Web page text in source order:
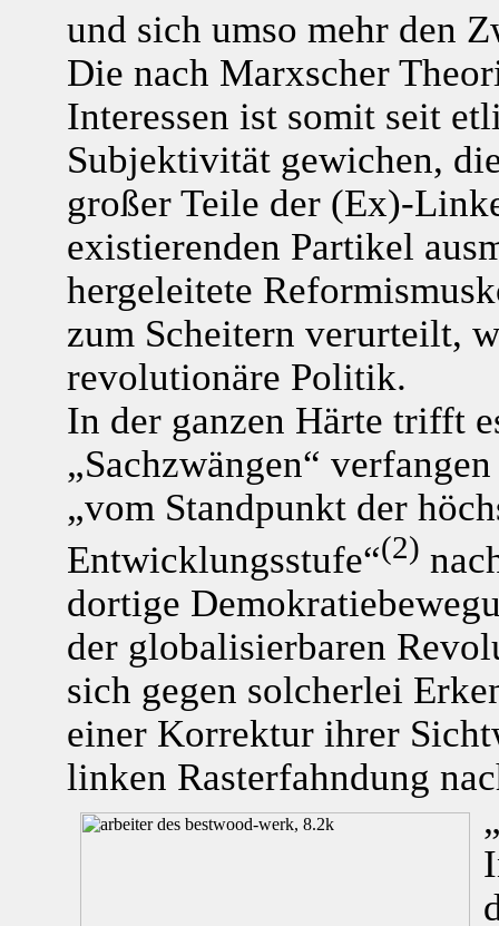
und sich umso mehr den
Die nach Marxscher
Interessen ist somit seit
Subjektivität gewichen,
großer Teile der (Ex)-
existierenden Partikel
hergeleitete
zum Scheitern verurteilt,
revolutionäre Politik.
In der ganzen Härte trifft
„Sachzwängen“
„vom Standpunkt der
Entwicklungsstufe“(2)
dortige
der globalisierbaren
sich gegen solcherlei
einer Korrektur ihrer
linken Rasterfahndung